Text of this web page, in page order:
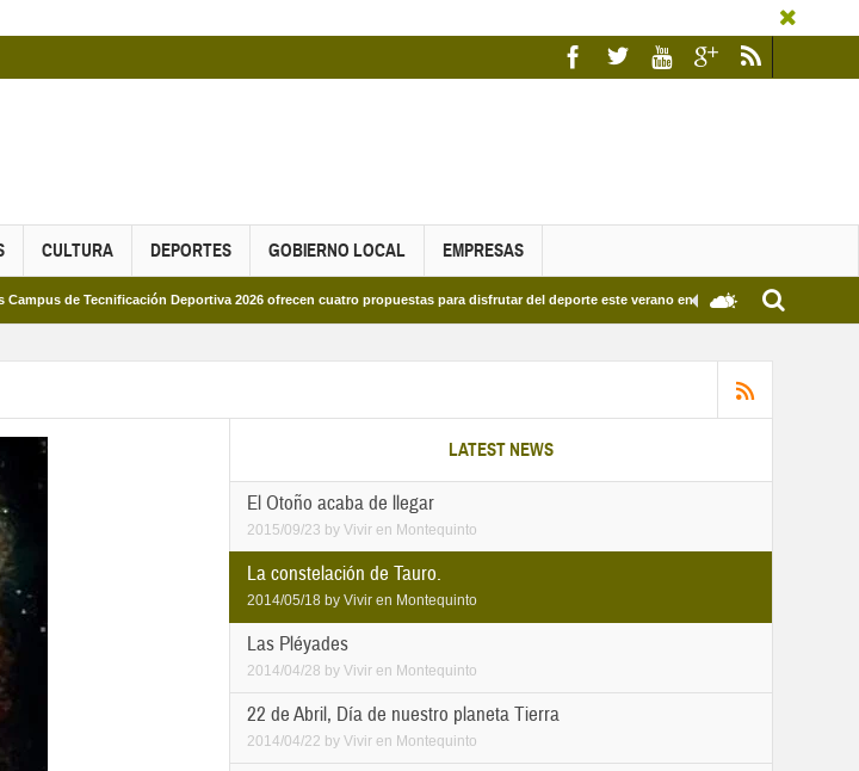
CULTURA DEPORTES GOBIERNO LOCAL EMPRESAS
Deportiva 2026 ofrecen cuatro propuestas para disfrutar del deporte este verano en Dos Hermanas Más de dos mil
LATEST NEWS
El Otoño acaba de llegar
2015/09/23 by Vivir en Montequinto
La constelación de Tauro.
2014/05/18 by Vivir en Montequinto
Las Pléyades
2014/04/28 by Vivir en Montequinto
22 de Abril, Día de nuestro planeta Tierra
2014/04/22 by Vivir en Montequinto